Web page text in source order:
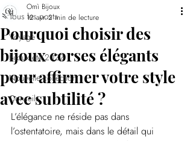
Tous les posts
Voyage
Bijoux été 2022
Nouvelle collection
Conseils
Pourquoi choisir des
bijoux corses élégants
pour affirmer votre style
avec subtilité ?
Omì Bijoux
12 avr.2 min de lecture
L’élégance ne réside pas dans
l’ostentatoire, mais dans le détail qui